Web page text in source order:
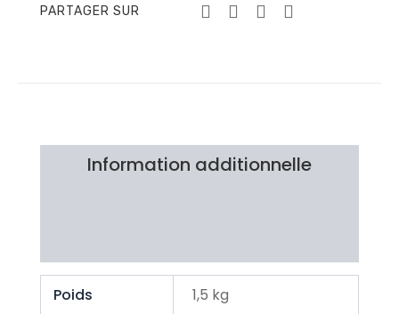
PARTAGER SUR
Information additionnelle
Poids 1,5 kg